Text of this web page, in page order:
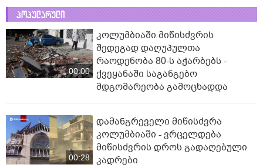
პოპულარული
00:00
კოლუმბიაში მიწისძვრის
შედეგად დაღუპულთა
რაოდენობა 80-ს აჭარბებს -
ქვეყანაში საგანგებო
მდგომარეობა გამოცხადდა
00:28
დამანგრეველი მიწისძვრა
კოლუმბიაში - ვრცელდება
მიწისძვრის დროს გადაღებული
კადრები